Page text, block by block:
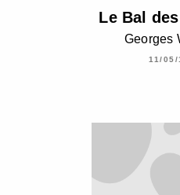
Le Bal
Georges
11/05/